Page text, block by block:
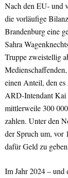
Nach den EU- und
die vorläufige
Brandenburg eine
Sahra
Truppe zweistellig
einen Anteil, den
ARD-Intendant Kai
mittlerweile 300
zahlen. Unter den
der Spruch um, vor
dafür Geld zu
Im Jahr 2024 – und